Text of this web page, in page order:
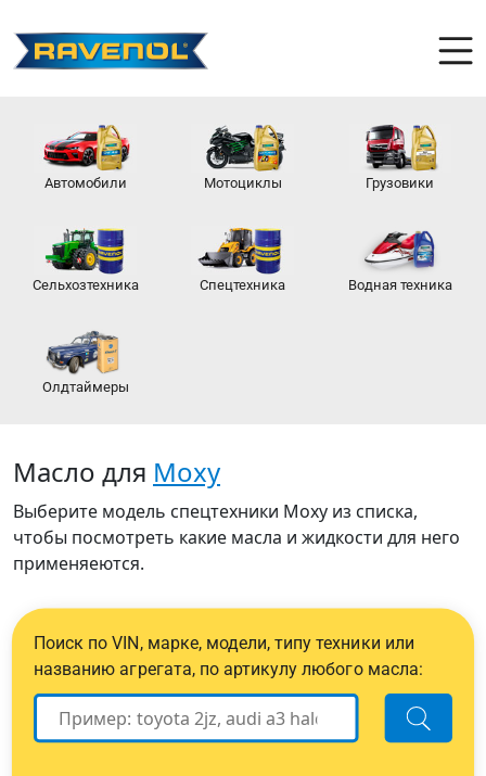
Автомобили Мотоциклы Грузовики
Сельхозтехника Спецтехника Водная техника
Олдтаймеры
Масло для Moxy
Выберите модель спецтехники Moxy из списка,
чтобы посмотреть какие масла и жидкости для него
применяеются.
Поиск по VIN, марке, модели, типу техники или
названию агрегата, по артикулу любого масла: